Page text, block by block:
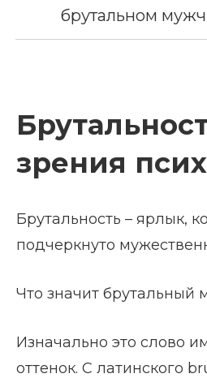
брутальном
зрения
Брутальность – ярлык,
подчеркнуто
Что значит брутальный
Изначально это слово
оттенок. С латинского